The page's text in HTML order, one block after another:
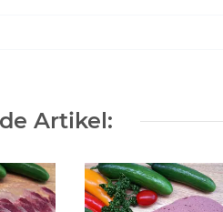
Artikel: